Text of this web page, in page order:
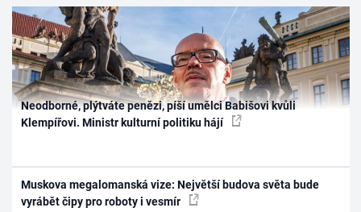
Neodborné, plýtváte penězi, píší umělci Babišovi kvůli
Klempířovi. Ministr kulturní politiku hájí
Muskova megalomanská vize: Největší budova světa bude
vyrábět čipy pro roboty i vesmír